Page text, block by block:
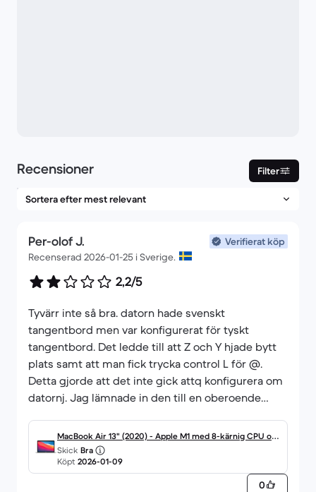
Recensioner Filter
Per-olof J.
Verifierat köp
Recenserad 2026-01-25 i Sverige.
2,2/5
Tyvärr inte så bra. datorn hade svenskt
tangentbord men var konfigurerat för tyskt
tangentbord. Det ledde till att Z och Y hjade bytt
plats samt att man fick trycka control L för @.
Detta gjorde att det inte gick attq konfigurera om
datornj. Jag lämnade in den till en oberoende
datorn. Det kostade mig 850 kr extra. Datorn är
fortfarande instabil opch vissa saker går inte
atgöra, tex att lä'gga ner bilder i bildmappen och
MacBook Air 13" (2020) - Apple M1 med 8-kärnig CPU och
8-kärnig grafikprocessor - 8GB RAM - SSD 1000GB - QW
ERTY - Svensk
Skick Bra
Köpt 2026-01-09
0